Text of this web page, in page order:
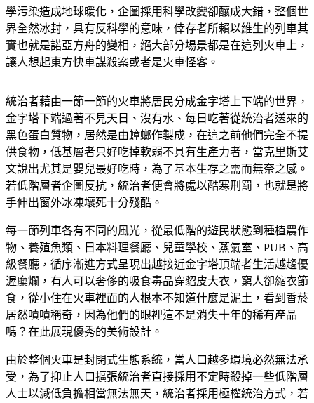
學污染造成地球暖化，企圖採用科學改變卻釀成大錯，整個世
界全然冰封，具有反科學的意味，倖存者所賴以維生的列車其
實也就是諾亞方舟的變相，絕大部分場景都是在這列火車上，
讓人想起東方快車謀殺案或者是火車怪客。
統治者藉由一節一節的火車將居民分成金字塔上下端的世界，
金字塔下端過著不見天日、沒有水、每日吃著從統治者送來的
黑色蛋白質物，居然是由蟑螂作製成，在這之前他們完全不提
供食物，低基層者只好吃掉軟弱不具有生產力者，當克里斯艾
文說出尤其是嬰兒最好吃時，為了基本生存之需而無奈之感。
若低階層者企圖反抗，統治者便會將處以酷寒刑罰，也就是將
手伸出窗外冰凍壞死十分殘酷。
每一節列車各有不同的風光，從最低階的遊民狀態到種植農作
物、養殖魚類、日本料理餐廳、兒童學校、蒸氣室、PUB、高
級餐廳，循序漸進方式呈現出越接近金字塔頂端者生活越趨優
渥糜爛，有人可以奢侈的吸食毒品穿貂皮大衣，窮人卻縮衣節
食，從小住在火車裡面的人根本不知道什麼是泥土，看到香菸
居然嘖嘖稱奇，因為他們的眼裡這不是消失十年的稀有產品
嗎？在此展現優秀的美術設計。
由於整個火車是封閉式生態系統，當人口越多環境必然無法承
受，為了抑止人口擴張統治者直接採用不定時殺掉一些低階層
人士以減低負擔相當無法無天，統治者採用極權統治方式，若